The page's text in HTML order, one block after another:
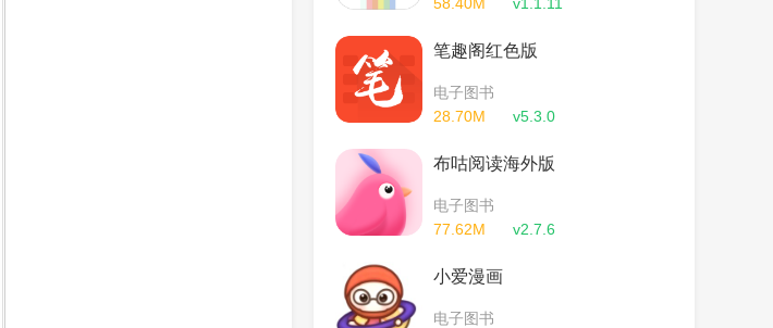
笔趣阁红色版
电子图书
28.70M
v5.3.0
布咕阅读海外版
电子图书
77.62M
v2.7.6
小爱漫画
电子图书